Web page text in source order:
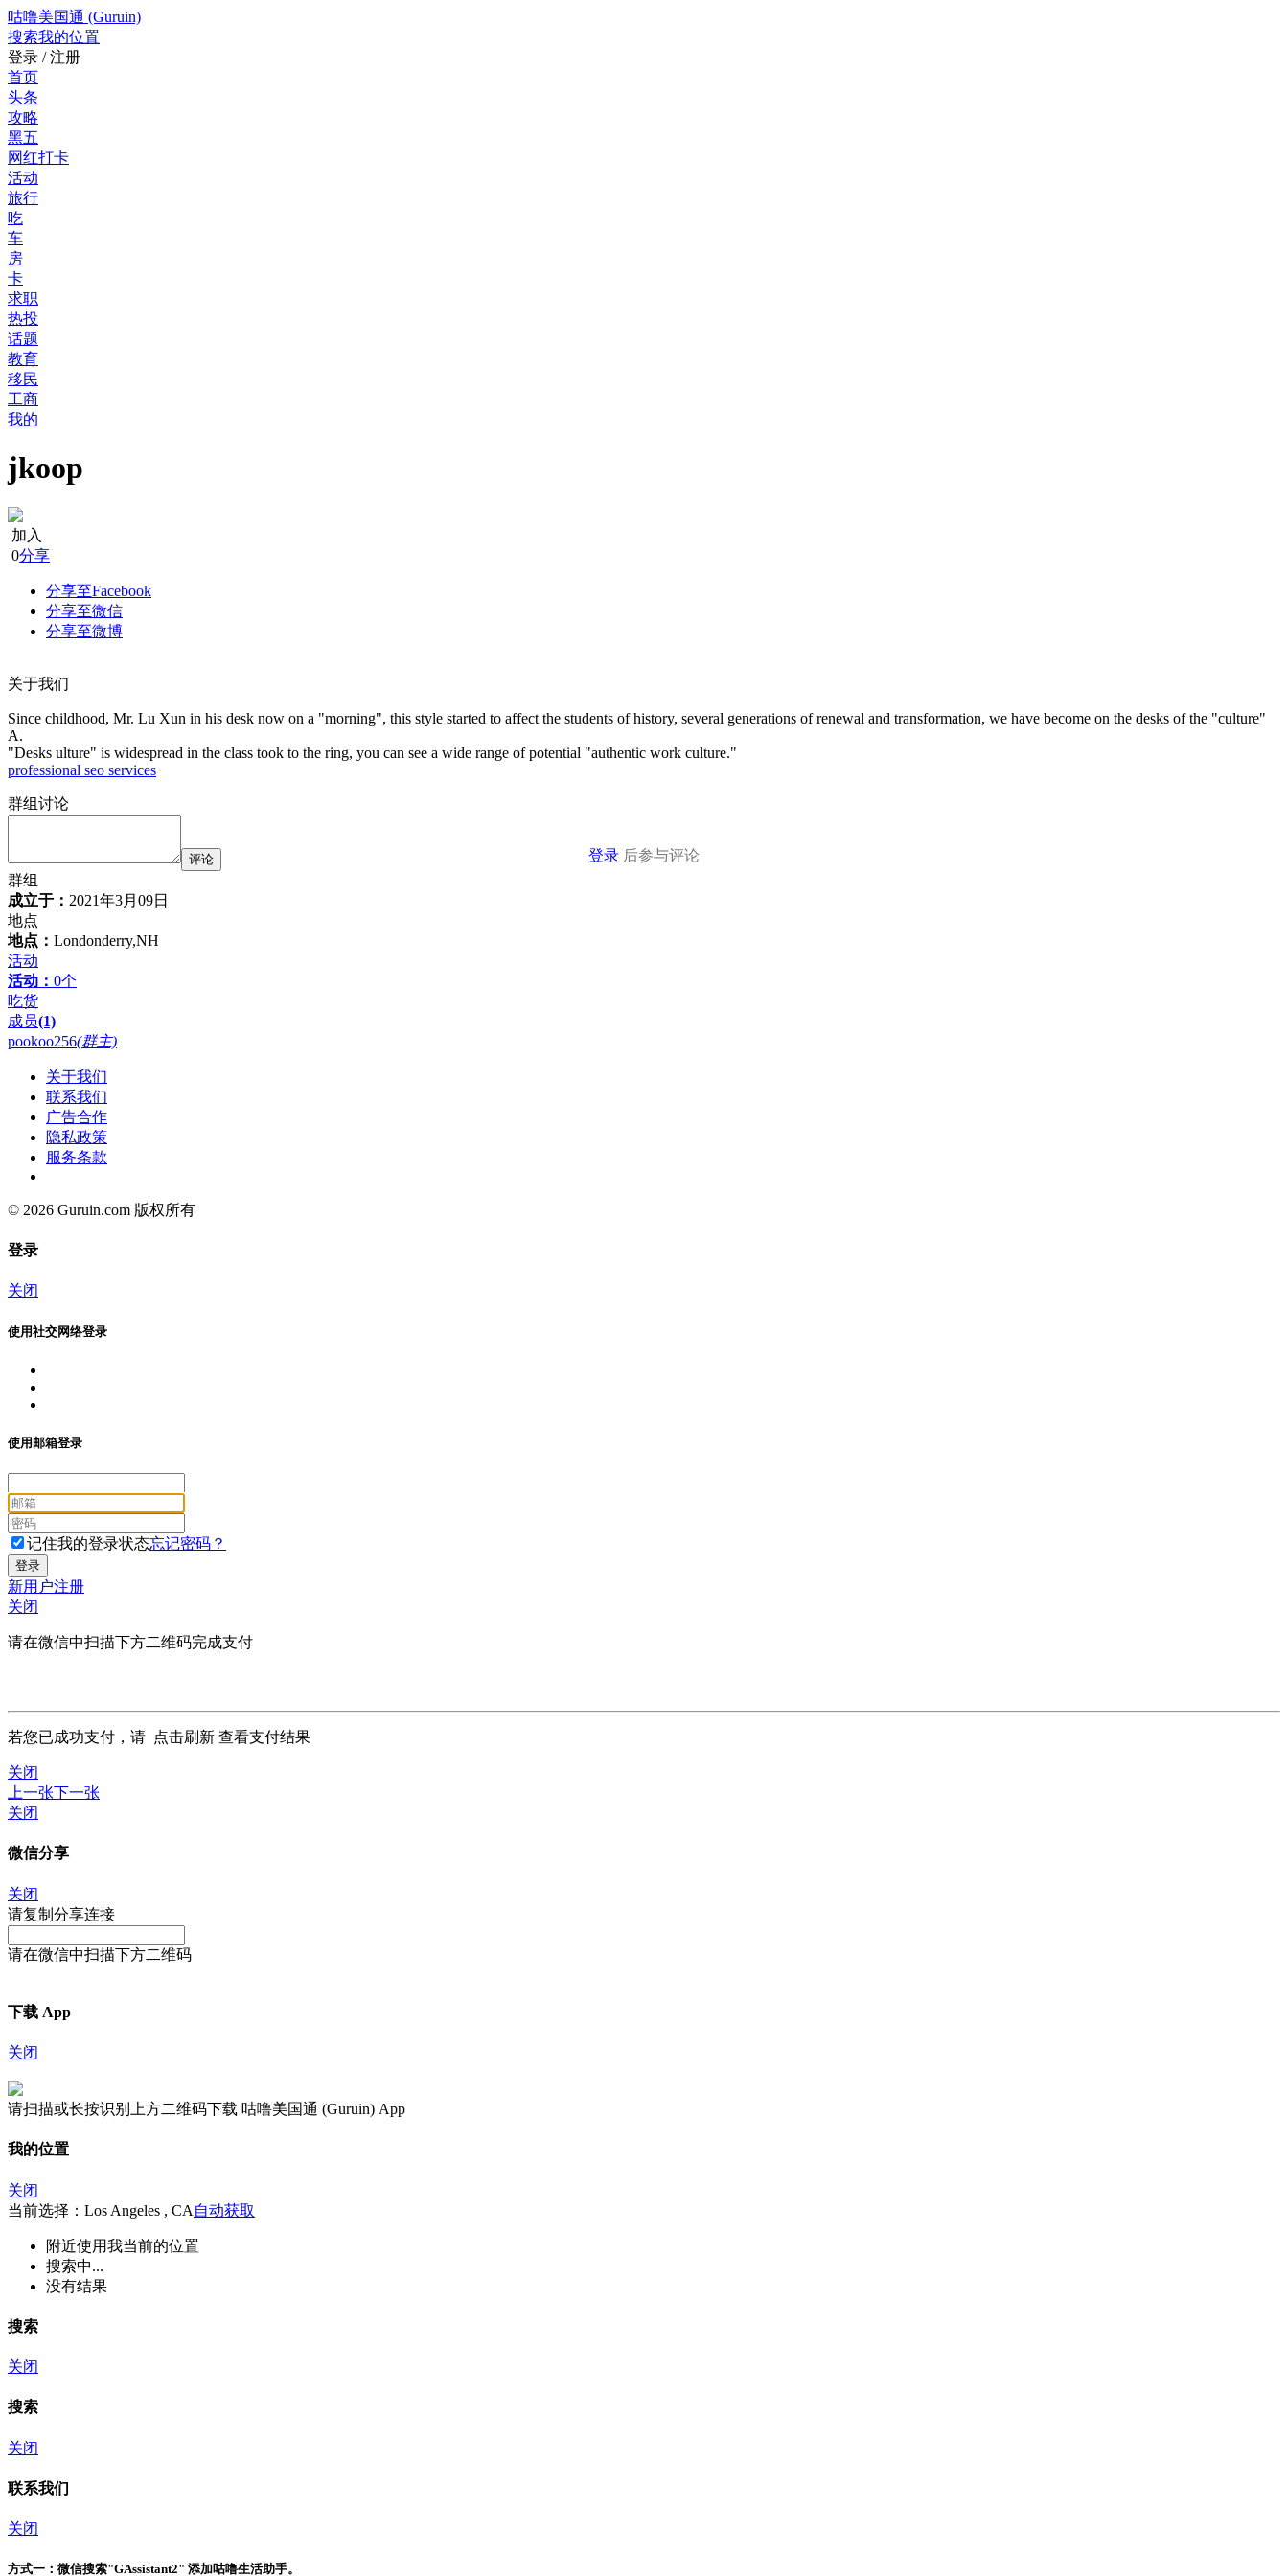
咕噜美国通 (Guruin)
搜索我的位置
登录 / 注册
首页
头条
攻略
黑五
网红打卡
活动
旅行
吃
车
房
卡
求职
热投
话题
教育
移民
工商
我的
jkoop
加入
0分享
分享至Facebook
分享至微信
分享至微博
关于我们
Since childhood, Mr. Lu Xun in his desk now on a "morning", this style started to affect the students of history, several generations of renewal and transformation, we have become on the desks of the "culture"
A.
"Desks ulture" is widespread in the class took to the ring, you can see a wide range of potential "authentic work culture."
professional seo services
群组讨论
登录 后参与评论
评论
群组
成立于： 2021年3月09日
地点
地点： Londonderry,NH
活动
活动： 0个
吃货
成员(1)
pookoo256(群主)
关于我们
联系我们
广告合作
隐私政策
服务条款
© 2026 Guruin.com 版权所有
登录
关闭
使用社交网络登录
使用邮箱登录
记住我的登录状态忘记密码？
新用户注册
关闭
请在微信中扫描下方二维码完成支付
若您已成功支付，请 点击刷新 查看支付结果
关闭
上一张下一张
关闭
微信分享
关闭
请复制分享连接
请在微信中扫描下方二维码
下载 App
关闭
请扫描或长按识别上方二维码下载 咕噜美国通 (Guruin) App
我的位置
关闭
当前选择：Los Angeles , CA 自动获取
附近使用我当前的位置
搜索中...
没有结果
搜索
关闭
搜索
关闭
联系我们
关闭
方式一： 微信搜索"GAssistant2" 添加咕噜生活助手。